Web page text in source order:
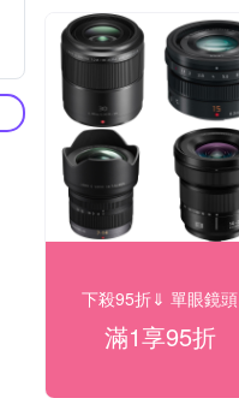
下殺95折⇓ 單眼鏡頭
滿1享95折